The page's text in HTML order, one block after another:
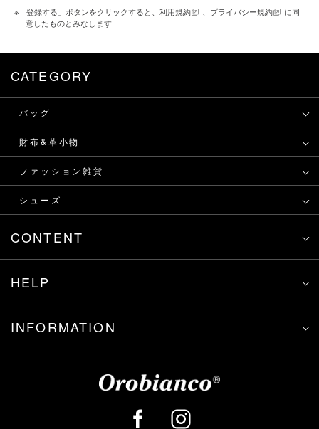
※「登録する」ボタンをクリックすると、 利用規約 、 プライバシー規約
に同
意したものとみなします
CATEGORY
バッグ
財布&革小物
ファッション雑貨
シューズ
CONTENT
HELP
INFORMATION